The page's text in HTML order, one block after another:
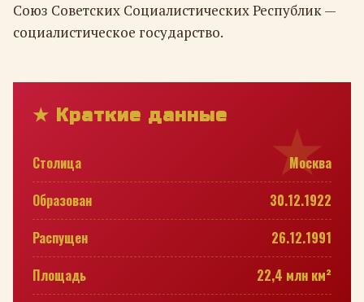
Союз Советских Социалистических Республик —
социалистическое государство.
★ Краткие данные
Столица
Москва
Образован
30.12.1922
Распущен
26.12.1991
Площадь
22,4 млн км²